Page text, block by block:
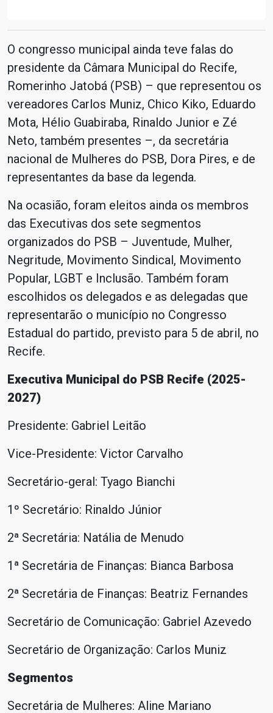
O congresso municipal ainda teve falas do
presidente da Câmara Municipal do Recife,
Romerinho Jatobá (PSB) – que representou os
vereadores Carlos Muniz, Chico Kiko, Eduardo
Mota, Hélio Guabiraba, Rinaldo Junior e Zé
Neto, também presentes –, da secretária
nacional de Mulheres do PSB, Dora Pires, e de
representantes da base da legenda.
Na ocasião, foram eleitos ainda os membros
das Executivas dos sete segmentos
organizados do PSB – Juventude, Mulher,
Negritude, Movimento Sindical, Movimento
Popular, LGBT e Inclusão. Também foram
escolhidos os delegados e as delegadas que
representarão o município no Congresso
Estadual do partido, previsto para 5 de abril, no
Recife.
Executiva Municipal do PSB Recife (2025-
2027)
Presidente: Gabriel Leitão
Vice-Presidente: Victor Carvalho
Secretário-geral: Tyago Bianchi
1º Secretário: Rinaldo Júnior
2ª Secretária: Natália de Menudo
1ª Secretária de Finanças: Bianca Barbosa
2ª Secretária de Finanças: Beatriz Fernandes
Secretário de Comunicação: Gabriel Azevedo
Secretário de Organização: Carlos Muniz
Segmentos
Secretária de Mulheres: Aline Mariano